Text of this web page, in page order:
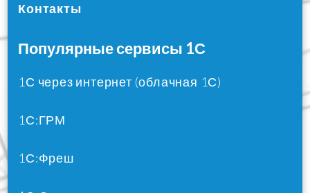
Контакты
Популярные сервисы 1С
1С через интернет (облачная 1С)
1С:ГРМ
1С:Фреш